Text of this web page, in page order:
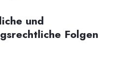
und
Folgen